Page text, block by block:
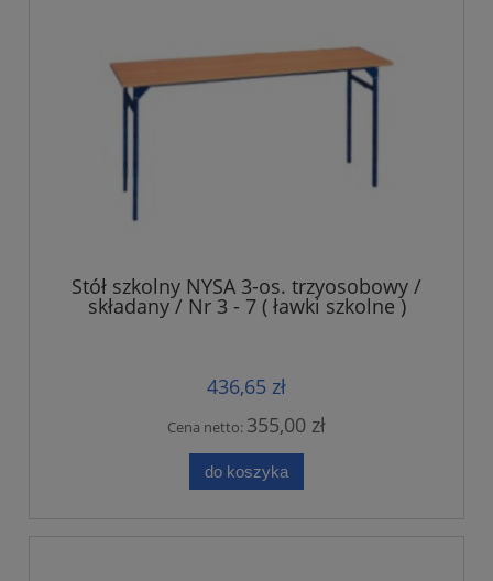
Stół szkolny NYSA 3-os. trzyosobowy /
składany / Nr 3 - 7 ( ławki szkolne )
436,65 zł
Cena netto: 355,00 zł
do koszyka